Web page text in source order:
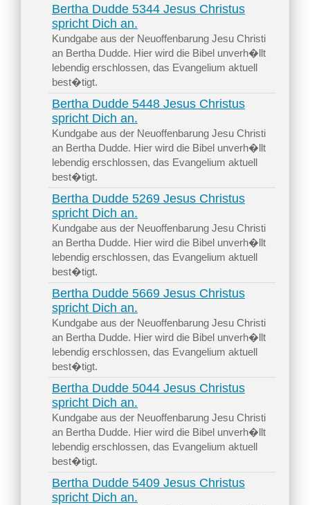
Bertha Dudde 5344 Jesus Christus
spricht Dich an.
Kundgabe aus der Neuoffenbarung Jesu Christi
an Bertha Dudde. Hier wird die Bibel unverh�llt
lebendig erschlossen, das Evangelium aktuell
best�tigt.
Bertha Dudde 5448 Jesus Christus
spricht Dich an.
Kundgabe aus der Neuoffenbarung Jesu Christi
an Bertha Dudde. Hier wird die Bibel unverh�llt
lebendig erschlossen, das Evangelium aktuell
best�tigt.
Bertha Dudde 5269 Jesus Christus
spricht Dich an.
Kundgabe aus der Neuoffenbarung Jesu Christi
an Bertha Dudde. Hier wird die Bibel unverh�llt
lebendig erschlossen, das Evangelium aktuell
best�tigt.
Bertha Dudde 5669 Jesus Christus
spricht Dich an.
Kundgabe aus der Neuoffenbarung Jesu Christi
an Bertha Dudde. Hier wird die Bibel unverh�llt
lebendig erschlossen, das Evangelium aktuell
best�tigt.
Bertha Dudde 5044 Jesus Christus
spricht Dich an.
Kundgabe aus der Neuoffenbarung Jesu Christi
an Bertha Dudde. Hier wird die Bibel unverh�llt
lebendig erschlossen, das Evangelium aktuell
best�tigt.
Bertha Dudde 5409 Jesus Christus
spricht Dich an.